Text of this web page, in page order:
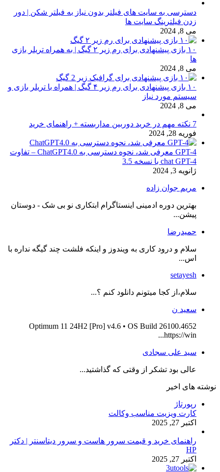
دسترسی به سایت های فیلتر بدون نیاز به فیلتر شکن | دور
زدن فیلترینگ سایت ها
می 8, 2024
۱۰ بازی پیشنهادی برای رم زیر ۲ گیگ | به همراه تریلر بازی
ها
می 8, 2024
۱۰ بازی پیشنهادی برای رم زیر ۴ گیگ | همراه با تریلر بازی و
سیستم مورد نیاز
می 8, 2024
7 نکته مهم در خرید دوربین مداربسته + راهنمای خرید
فوریه 28, 2024
GPT-4 معرفی شد، نحوه دسترسی به ChatGPT4.0 – تفاوت
chat GPT-4 با نسخه 3.5
ژانویه 3, 2024
مریم جوان زاده
بهترین دوره ادمینی اینستاگرام ابتکاری نو بی شک - دوستان
پیشن...
حمیدرضا
سلام و درود کاری به ویندوز و اینکه فلشت چند گیگه نداره با
اس...
setayesh
سلام،از کجا میتونم دانلود کنم ؟...
سعید ن
Optimum 11 24H2 [Pro] v4.6 • OS Build 26100.4652
https://win...
سید علی سجادی
عالی بود تشکر از وقتی که گذاشتید...
نوشته های اخیر
رپورتاژ
کارت ویزیت مناسب وکالت
اکتبر 27, 2025
راهنمای خرید و قیمت سرور هاست و سرور دیتاسنتر | دکتر
HP
اکتبر 27, 2025